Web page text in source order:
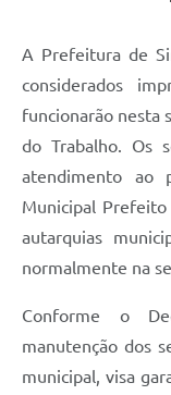
A Prefeitura de
considerados
funcionarão nesta
do Trabalho. Os
atendimento ao
Municipal Prefeito
autarquias
normalmente na
Conforme o
manutenção dos
municipal, visa